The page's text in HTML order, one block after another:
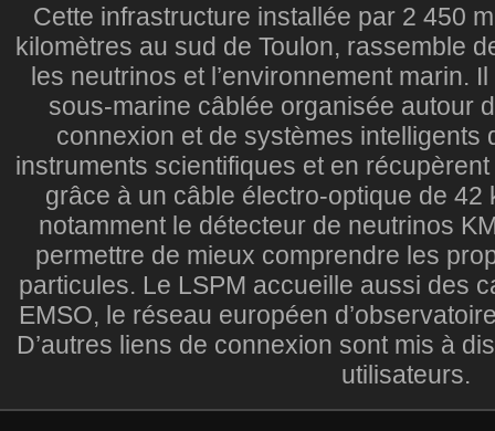
Cette infrastructure installée par 2 450
kilomètres au sud de Toulon, rassemble
les neutrinos et l’environnement marin. Il
sous-marine câblée organisée autour
connexion et de systèmes intelligents
instruments scientifiques et en
grâce à un câble électro-optique de 42
notamment le détecteur de neutrinos
permettre de mieux comprendre les
particules. Le LSPM accueille aussi des
EMSO, le réseau européen
D’autres liens de connexion sont mis à
utilisateurs.